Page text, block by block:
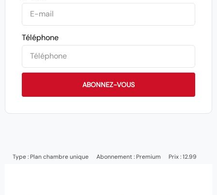
Téléphone
ABONNEZ-VOUS
Type : Plan chambre unique Abonnement : Premium Prix : 12.99